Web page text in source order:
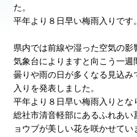
た。
平年より８日早い梅雨入りです。
県内では前線や湿った空気の影
気象台によりますと向こう一
曇りや雨の日が多くなる見込
入りを発表しました。
平年より８日早い梅雨入りとな
総社市清音軽部にあるふれあ
ョウブが美しい花を咲かせてい